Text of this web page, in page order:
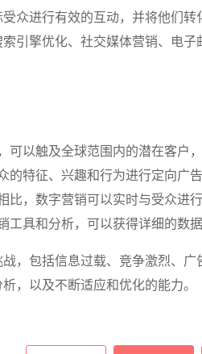
众进行有效的互动，并将他们
引擎优化、社交媒体营销、电
可以触及全球范围内的潜在客户，
的特征、兴趣和行为进行定向广
比，数字营销可以实时与受众进
工具和分析，可以获得详细的数
，包括信息过载、竞争激烈、
，以及不断适应和优化的能力。